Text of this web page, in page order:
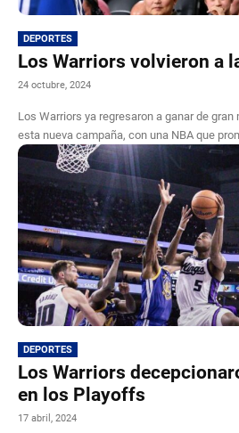
DEPORTES
Los Warriors volvieron a
24 octubre, 2024
Los Warriors ya regresaron a ganar de
esta nueva campaña, con una NBA que
DEPORTES
Los Warriors
en los Playoffs
17 abril, 2024